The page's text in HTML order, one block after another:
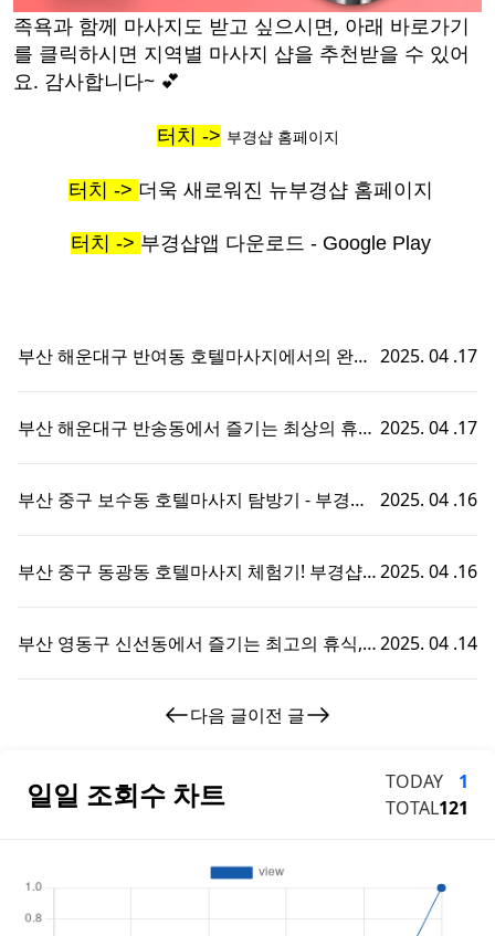
족욕과 함께 마사지도 받고 싶으시면, 아래 바로가기
를 클릭하시면 지역별 마사지 샵을 추천받을 수 있어
요. 감사합니다~ 💕
터치 -> 부경샵 홈페이지
터치 -> 더욱 새로워진 뉴부경샵 홈페이지
터치 -> 부경샵앱 다운로드 - Google Play
부산 해운대구 반여동 호텔마사지에서의 완벽 2025. 04 .17
부산 해운대구 반송동에서 즐기는 최상의 휴식, 2025. 04 .17
부산 중구 보수동 호텔마사지 탐방기 - 부경샵
2025. 04 .16
부산 중구 동광동 호텔마사지 체험기! 부경샵에2025. 04 .16
부산 영동구 신선동에서 즐기는 최고의 휴식,
2025. 04 .14
다음 글이전 글
일일 조회수 차트 TODAY
1
TOTAL121